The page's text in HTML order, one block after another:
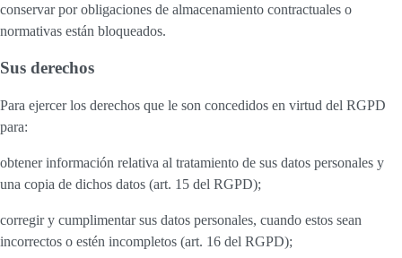
conservar por obligaciones de almacenamiento contractuales o
normativas están bloqueados.
Sus derechos
Para ejercer los derechos que le son concedidos en virtud del RGPD
para:
obtener información relativa al tratamiento de sus datos personales y
una copia de dichos datos (art. 15 del RGPD);
corregir y cumplimentar sus datos personales, cuando estos sean
incorrectos o estén incompletos (art. 16 del RGPD);